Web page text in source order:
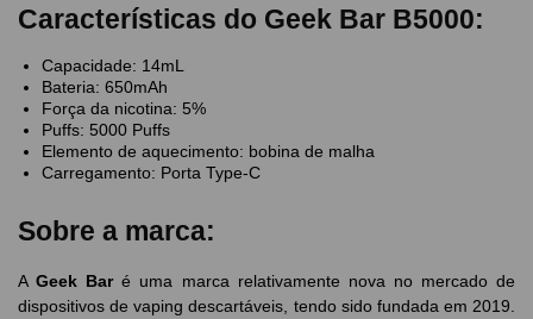
Características do Geek Bar B5000:
Capacidade: 14mL
Bateria: 650mAh
Força da nicotina: 5%
Puffs: 5000 Puffs
Elemento de aquecimento: bobina de malha
Carregamento: Porta Type-C
Sobre a marca:
AGeek Baré uma marca relativamente nova no mercado de
dispositivos de vaping descartáveis, tendo sido fundada em 2019.